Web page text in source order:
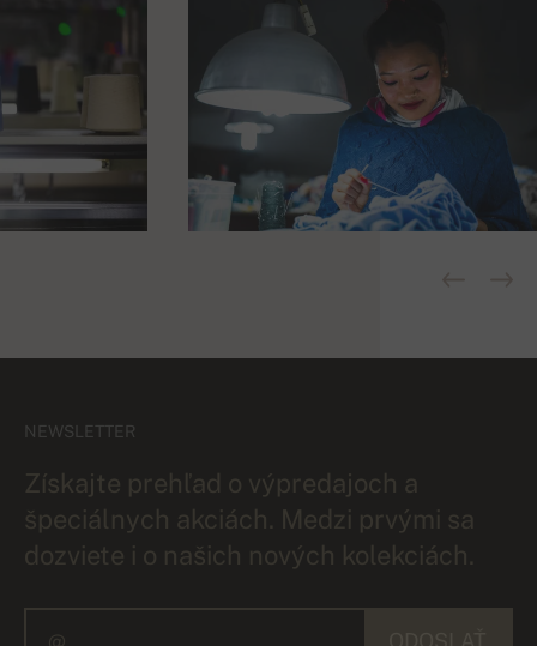
NEWSLETTER
Získajte prehľad o výpredajoch a
špeciálnych akciách. Medzi prvými sa
dozviete i o našich nových kolekciách.